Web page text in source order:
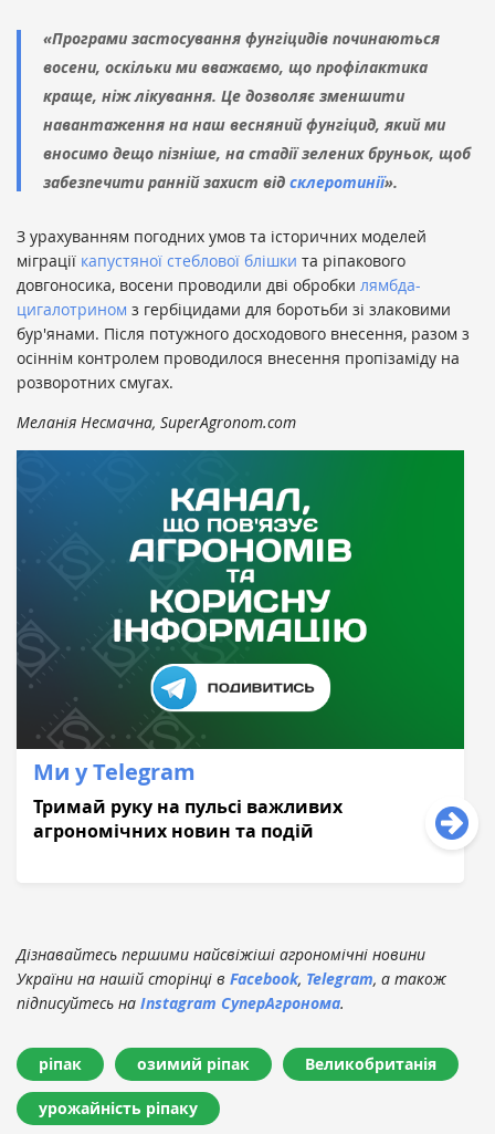
«Програми застосування фунгіцидів починаються
восени, оскільки ми вважаємо, що профілактика
краще, ніж лікування. Це дозволяє зменшити
навантаження на наш весняний фунгіцид, який ми
вносимо дещо пізніше, на стадії зелених бруньок, щоб
забезпечити ранній захист від склеротинії».
З урахуванням погодних умов та історичних моделей
міграції капустяної стеблової блішки та ріпакового
довгоносика, восени проводили дві обробки лямбда-
цигалотрином з гербіцидами для боротьби зі злаковими
бур'янами. Після потужного досходового внесення, разом з
осіннім контролем проводилося внесення пропізаміду на
розворотних смугах.
Меланія Несмачна, SuperAgronom.com
Ми у Telegram
Тримай руку на пульсі важливих
агрономічних новин та подій
Дізнавайтесь першими найсвіжіші агрономічні новини
України на нашій сторінці в Facebook, Telegram, а також
підписуйтесь на Instagram СуперАгронома.
ріпак озимий ріпак Великобританія
урожайність ріпаку